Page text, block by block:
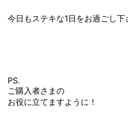
今日もステキな1日をお過ごし下
PS.
ご購入者さまの
お役に立てますように！